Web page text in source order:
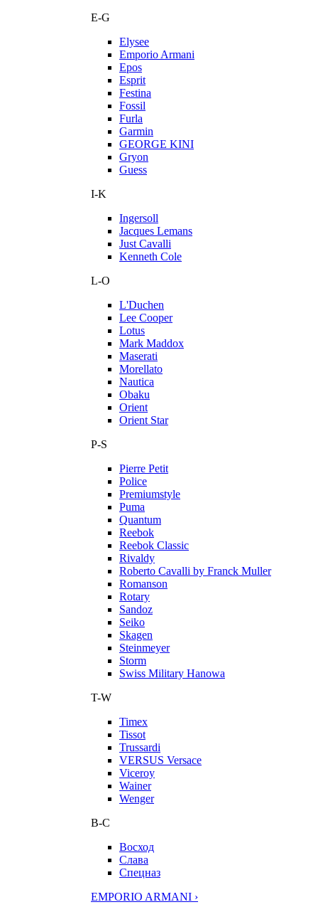
E-G
Elysee
Emporio Armani
Epos
Esprit
Festina
Fossil
Furla
Garmin
GEORGE KINI
Gryon
Guess
I-K
Ingersoll
Jacques Lemans
Just Cavalli
Kenneth Cole
L-O
L'Duchen
Lee Cooper
Lotus
Mark Maddox
Maserati
Morellato
Nautica
Obaku
Orient
Orient Star
P-S
Pierre Petit
Police
Premiumstyle
Puma
Quantum
Reebok
Reebok Classic
Rivaldy
Roberto Cavalli by Franck Muller
Romanson
Rotary
Sandoz
Seiko
Skagen
Steinmeyer
Storm
Swiss Military Hanowa
T-W
Timex
Tissot
Trussardi
VERSUS Versace
Viceroy
Wainer
Wenger
В-С
Восход
Слава
Спецназ
EMPORIO ARMANI ›